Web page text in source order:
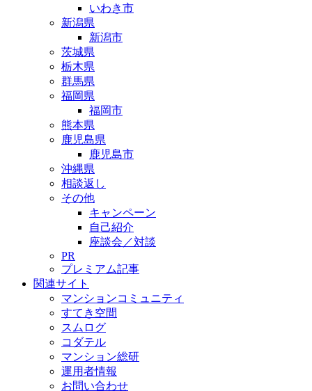
いわき市
新潟県
新潟市
茨城県
栃木県
群馬県
福岡県
福岡市
熊本県
鹿児島県
鹿児島市
沖縄県
相談返し
その他
キャンペーン
自己紹介
座談会／対談
PR
プレミアム記事
関連サイト
マンションコミュニティ
すてき空間
スムログ
コダテル
マンション総研
運用者情報
お問い合わせ